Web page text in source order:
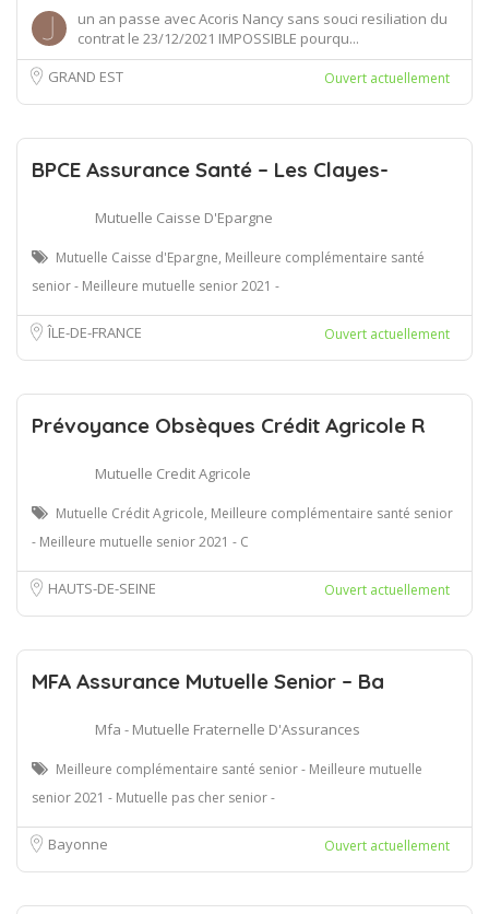
un an passe avec Acoris Nancy sans souci resiliation du
contrat le 23/12/2021 IMPOSSIBLE pourqu...
GRAND EST
Ouvert actuellement
BPCE Assurance Santé – Les Clayes-
Mutuelle Caisse D'Epargne
Mutuelle Caisse d'Epargne, Meilleure complémentaire santé
senior - Meilleure mutuelle senior 2021 -
ÎLE-DE-FRANCE Ouvert actuellement
Prévoyance Obsèques Crédit Agricole R
Mutuelle Credit Agricole
Mutuelle Crédit Agricole, Meilleure complémentaire santé senior
- Meilleure mutuelle senior 2021 - C
HAUTS-DE-SEINE Ouvert actuellement
MFA Assurance Mutuelle Senior – Ba
Mfa - Mutuelle Fraternelle D'Assurances
Meilleure complémentaire santé senior - Meilleure mutuelle
senior 2021 - Mutuelle pas cher senior -
Bayonne Ouvert actuellement